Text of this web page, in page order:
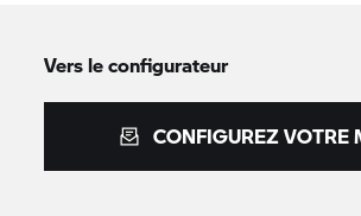
Vers le configurateur
CONFIGUREZ VOTRE